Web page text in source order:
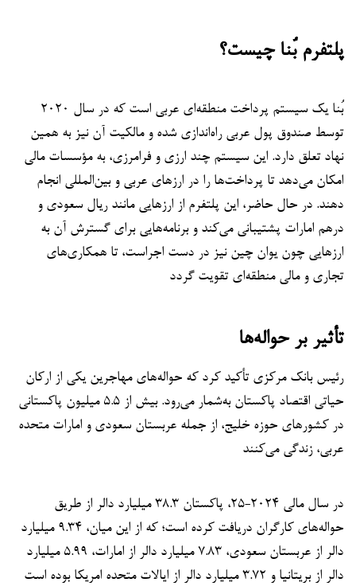
پلتفرم بُنا چیست؟
بُنا یک سیستم پرداخت منطقه‌ای عربی است که در سال ۲۰۲۰
توسط صندوق پول عربی راه‌اندازی شده و مالکیت آن نیز به همین
نهاد تعلق دارد. این سیستم چند ارزی و فرامرزی، به مؤسسات مالی
امکان می‌دهد تا پرداخت‌ها را در ارزهای عربی و بین‌المللی انجام
دهند. در حال حاضر، این پلتفرم از ارزهایی مانند ریال سعودی و
درهم امارات پشتیبانی می‌کند و برنامه‌هایی برای گسترش آن به
ارزهایی چون یوان چین نیز در دست اجراست، تا همکاری‌های
تجاری و مالی منطقه‌ای تقویت گردد
تأثیر بر حواله‌ها
رئیس بانک مرکزی تأکید کرد که حواله‌های مهاجرین یکی از ارکان
حیاتی اقتصاد پاکستان به‌شمار می‌رود. بیش از ۵.۵ میلیون پاکستانی
در کشورهای حوزه خلیج، از جمله عربستان سعودی و امارات متحده
عربی، زندگی می‌کنند
در سال مالی ۲۰۲۴-۲۵، پاکستان ۳۸.۳ میلیارد دالر از طریق
حواله‌های کارگران دریافت کرده است؛ که از این میان، ۹.۳۴ میلیارد
دالر از عربستان سعودی، ۷.۸۳ میلیارد دالر از امارات، ۵.۹۹ میلیارد
دالر از بریتانیا و ۳.۷۲ میلیارد دالر از ایالات متحده امریکا بوده است